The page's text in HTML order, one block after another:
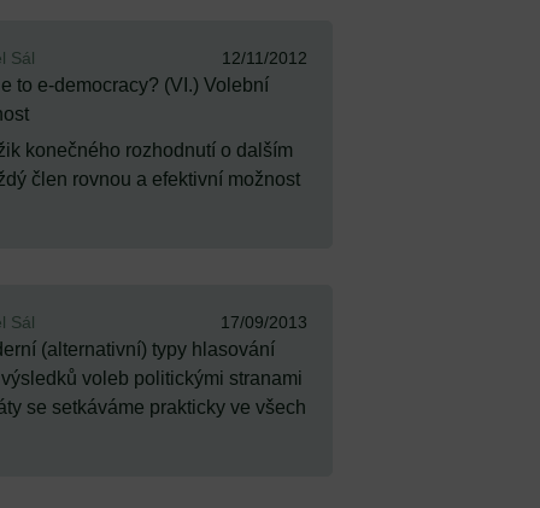
Sál 12/11/2012
to e-democracy? (VI.) Volební
konečného rozhodnutí o dalším
člen rovnou a efektivní možnost
Sál 17/09/2013
(alternativní) typy hlasování
voleb politickými stranami
se setkáváme prakticky ve všech